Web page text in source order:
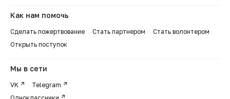
Как нам помочь
Сделать пожертвование Стать партнером
Стать волонтером
Открыть поступок
Мы в сети
VK
Telegram